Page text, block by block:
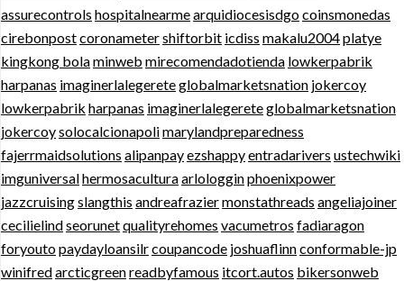
assurecontrols hospitalnearmearquidiocesisdgocoinsmonedas
cirebonpostcoronametershiftorbit icdiss makalu2004platye
kingkong bolaminweb mirecomendadotienda lowkerpabrik
harpanas imaginerlalegereteglobalmarketsnation jokercoy
lowkerpabrik harpanas imaginerlalegereteglobalmarketsnation
jokercoysolocalcionapolimarylandpreparedness
fajerrmaidsolutions alipanpayezshappyentradarivers ustechwiki
imguniversalhermosaculturaarlologginphoenixpower
jazzcruisingslangthis andreafraziermonstathreads angeliajoiner
cecilielindseorunetqualityrehomes vacumetros fadiaragon
foryoutopaydayloansilrcoupancode joshuaflinnconformable-jp
winifredarcticgreenreadbyfamous itcort.autos bikersonweb